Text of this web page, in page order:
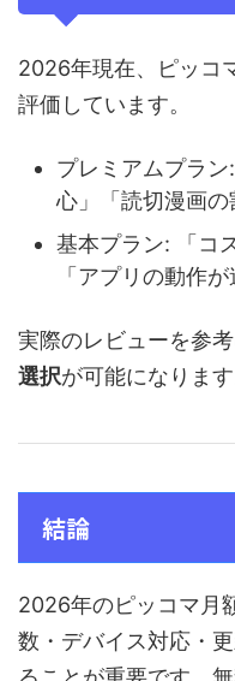
2026年現在、ピッコ
評価しています。
プレミアムプラ
心」「読切漫画の
基本プラン: 「コ
「アプリの動作が
実際のレビューを参考
選択が可能になります
結論
2026年のピッコマ月
数・デバイス対応・